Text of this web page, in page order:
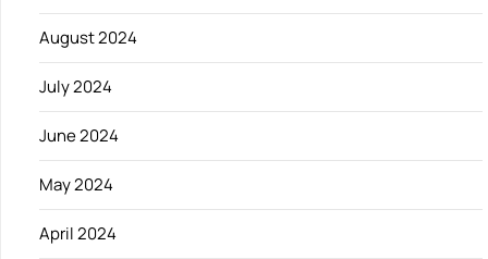
August 2024
July 2024
June 2024
May 2024
April 2024